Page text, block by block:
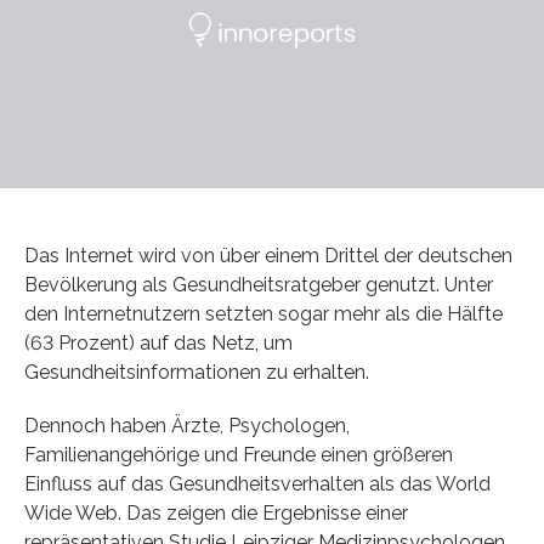
Das Internet wird von über einem Drittel der deutschen
Bevölkerung als Gesundheitsratgeber genutzt. Unter
den Internetnutzern setzten sogar mehr als die Hälfte
(63 Prozent) auf das Netz, um
Gesundheitsinformationen zu erhalten.
Dennoch haben Ärzte, Psychologen,
Familienangehörige und Freunde einen größeren
Einfluss auf das Gesundheitsverhalten als das World
Wide Web. Das zeigen die Ergebnisse einer